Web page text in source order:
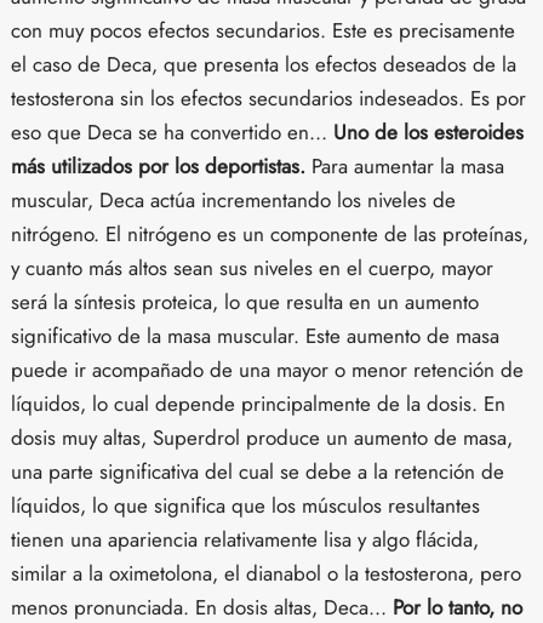
con muy pocos efectos secundarios. Este es precisamente
el caso de Deca, que presenta los efectos deseados de la
testosterona sin los efectos secundarios indeseados. Es por
eso que Deca se ha convertido en... Uno de los esteroides
más utilizados por los deportistas. Para aumentar la masa
muscular, Deca actúa incrementando los niveles de
nitrógeno. El nitrógeno es un componente de las proteínas,
y cuanto más altos sean sus niveles en el cuerpo, mayor
será la síntesis proteica, lo que resulta en un aumento
significativo de la masa muscular. Este aumento de masa
puede ir acompañado de una mayor o menor retención de
líquidos, lo cual depende principalmente de la dosis. En
dosis muy altas, Superdrol produce un aumento de masa,
una parte significativa del cual se debe a la retención de
líquidos, lo que significa que los músculos resultantes
tienen una apariencia relativamente lisa y algo flácida,
similar a la oximetolona, el dianabol o la testosterona, pero
menos pronunciada. En dosis altas, Deca... Por lo tanto, no